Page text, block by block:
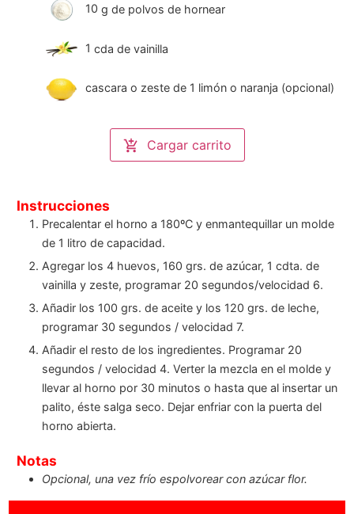
10 g de polvos de hornear
1 cda de vainilla
cascara o zeste de 1 limón o naranja (opcional)
Cargar carrito
Instrucciones
Precalentar el horno a 180ºC y enmantequillar un molde
de 1 litro de capacidad.
Agregar los 4 huevos, 160 grs. de azúcar, 1 cdta. de
vainilla y zeste, programar 20 segundos/velocidad 6.
Añadir los 100 grs. de aceite y los 120 grs. de leche,
programar 30 segundos / velocidad 7.
Añadir el resto de los ingredientes. Programar 20
segundos / velocidad 4. Verter la mezcla en el molde y
llevar al horno por 30 minutos o hasta que al insertar un
palito, éste salga seco. Dejar enfriar con la puerta del
horno abierta.
Notas
Opcional, una vez frío espolvorear con azúcar flor.